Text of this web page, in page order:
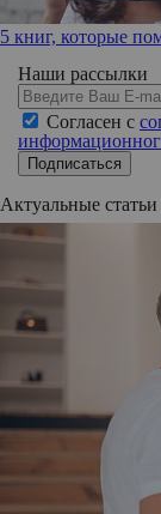
5 книг, которые
Наши рассылки
Согласен с
Подписаться
Актуальные статьи